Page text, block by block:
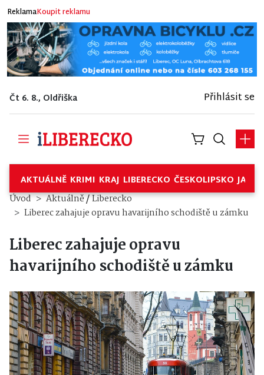
ReklamaKoupit reklamu
Čt 6. 8., Oldřiška Přihlásit se
AKTUÁLNĚ KRIMI KRAJ LIBERECKO ČESKOLIPSKO
Úvod Aktuálně/Liberecko
Liberec zahajuje opravu havarijního schodiště u zámku
Liberec zahajuje opravu
havarijního schodiště u zámku